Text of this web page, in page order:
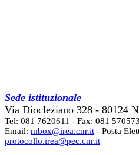
Sede istituzionale
Via Diocleziano 328 - 80124
Tel: 081 7620611 - Fax: 081
Email: mbox@irea.cnr.it - Posta
protocollo.irea@pec.cnr.it